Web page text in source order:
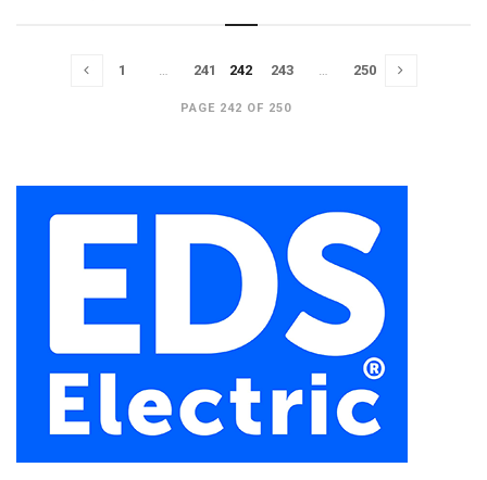
PAGE 242 OF 250
1 … 241 242 243 … 250